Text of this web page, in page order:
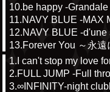
10.be happy -
11.NAVY BLUE -MAX
12.NAVY BLUE -d'une
13.Forever You ～永
1.I can't stop my love
2.FULL JUMP -Full
3.∞INFINITY-night